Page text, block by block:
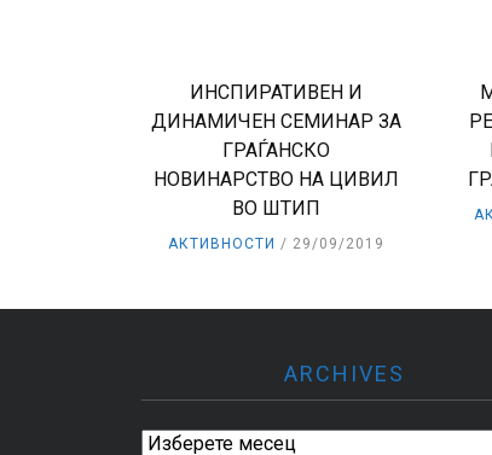
ИНСПИРАТИВЕН И
ДИНАМИЧЕН СЕМИНАР ЗА
ГРАЃАНСКО
НОВИНАРСТВО НА ЦИВИЛ
ВО ШТИП
АКТИВНОСТИ 29/09/2019
ARCHIVES
Archives